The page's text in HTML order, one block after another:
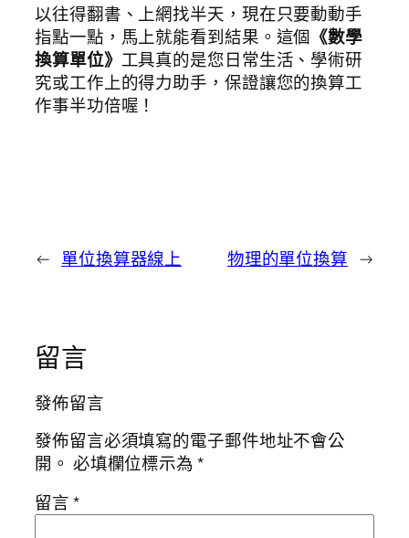
以往得翻書、上網找半天，現在只要動動手
指點一點，馬上就能看到結果。這個 《數學
換算單位》 工具真的是您日常生活、學術研
究或工作上的得力助手，保證讓您的換算工
作事半功倍喔！
← 單位換算器線上 物理的單位換算 →
留言
發佈留言
發佈留言必須填寫的電子郵件地址不會公
開。 必填欄位標示為*
留言*